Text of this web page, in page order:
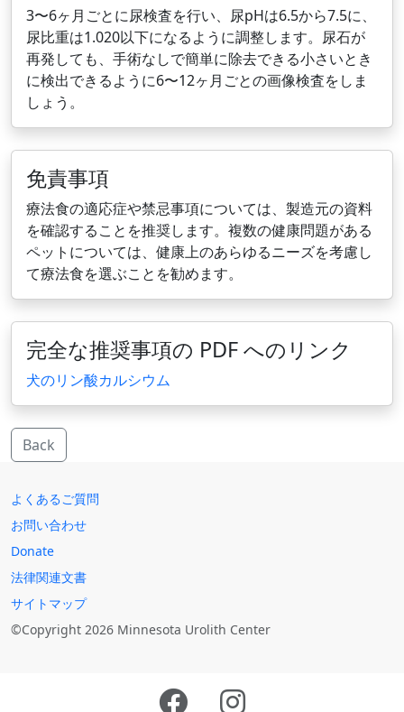
3〜6ヶ月ごとに尿検査を行い、尿pHは6.5から7.5に、
尿比重は1.020以下になるように調整します。尿石が
再発しても、手術なしで簡単に除去できる小さいとき
に検出できるように6〜12ヶ月ごとの画像検査をしま
しょう。
免責事項
療法食の適応症や禁忌事項については、製造元の資料
を確認することを推奨します。複数の健康問題がある
ペットについては、健康上のあらゆるニーズを考慮し
て療法食を選ぶことを勧めます。
完全な推奨事項の PDF へのリンク
犬のリン酸カルシウム
Back
よくあるご質問
お問い合わせ
Donate
法律関連文書
サイトマップ
©Copyright 2026 Minnesota Urolith Center